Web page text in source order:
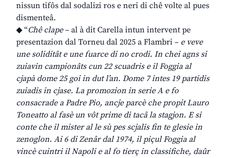
nissun tifôs dal sodalizi ros e neri di chê volte al pues
dismenteâ.
◆ “Chê clape– al à dit Carella intun intervent pe
presentazion dal Torneu dal 2025 a Flambri – e veve
une soliditât e une fuarce di no crodi. In chei agns si
zuiavin campionâts cun 22 scuadris e il Foggia al
cjapà dome 25 goi in dut l’an. Dome 7 intes 19 partidis
zuiadis in cjase. La promozion in serie A e fo
consacrade a Padre Pio, ancje parcè che propit Lauro
Toneatto al fasè un vôt prime di tacâ la stagjon. E si
conte che il mister al le sù pes scjalis fin te glesie in
zenoglon. Ai 6 di Zenâr dal 1974, il piçul Foggia al
vincè cuintri il Napoli e al fo tierç in classifiche, daûr